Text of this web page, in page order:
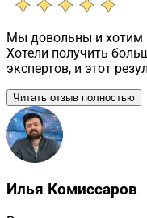
Мы довольны и хотим
Хотели получить
экспертов, и этот
Читать отзыв полностью
Илья Комиссаров